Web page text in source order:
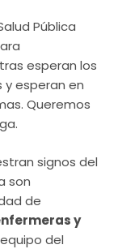
Pública
esperan los
y esperan en
Queremos
signos del
son
de
y
del